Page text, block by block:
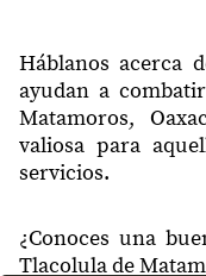
Háblanos acerca
ayudan a
Matamoros,
valiosa para
servicios.
¿Conoces una
Tlacolula de